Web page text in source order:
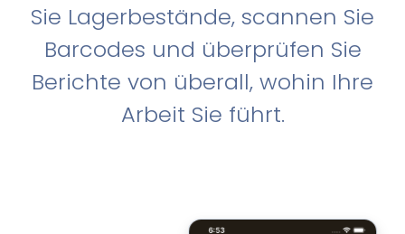
Sie Lagerbestände, scannen Sie
Barcodes und überprüfen Sie
Berichte von überall, wohin Ihre
Arbeit Sie führt.